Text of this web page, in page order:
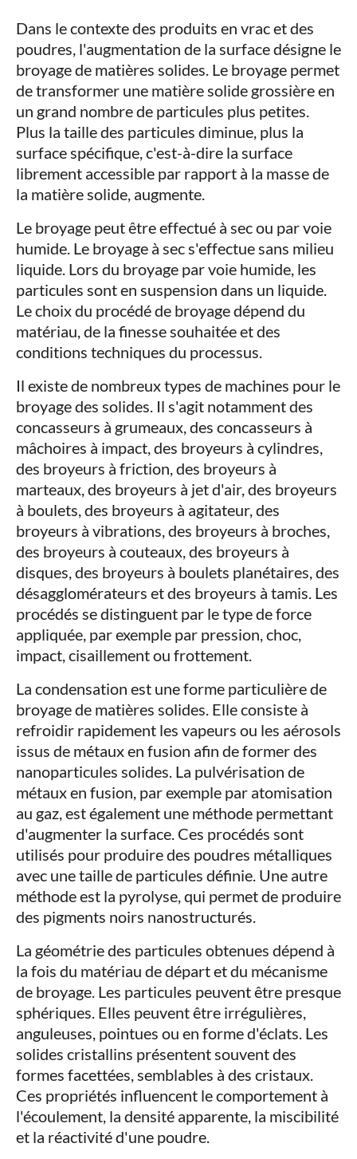
Dans le contexte des produits en vrac et des
poudres, l'augmentation de la surface désigne le
broyage de matières solides. Le broyage permet
de transformer une matière solide grossière en
un grand nombre de particules plus petites.
Plus la taille des particules diminue, plus la
surface spécifique, c'est-à-dire la surface
librement accessible par rapport à la masse de
la matière solide, augmente.
Le broyage peut être effectué à sec ou par voie
humide. Le broyage à sec s'effectue sans milieu
liquide. Lors du broyage par voie humide, les
particules sont en suspension dans un liquide.
Le choix du procédé de broyage dépend du
matériau, de la finesse souhaitée et des
conditions techniques du processus.
Il existe de nombreux types de machines pour le
broyage des solides. Il s'agit notamment des
concasseurs à grumeaux, des concasseurs à
mâchoires à impact, des broyeurs à cylindres,
des broyeurs à friction, des broyeurs à
marteaux, des broyeurs à jet d'air, des broyeurs
à boulets, des broyeurs à agitateur, des
broyeurs à vibrations, des broyeurs à broches,
des broyeurs à couteaux, des broyeurs à
disques, des broyeurs à boulets planétaires, des
désagglomérateurs et des broyeurs à tamis. Les
procédés se distinguent par le type de force
appliquée, par exemple par pression, choc,
impact, cisaillement ou frottement.
La condensation est une forme particulière de
broyage de matières solides. Elle consiste à
refroidir rapidement les vapeurs ou les aérosols
issus de métaux en fusion afin de former des
nanoparticules solides. La pulvérisation de
métaux en fusion, par exemple par atomisation
au gaz, est également une méthode permettant
d'augmenter la surface. Ces procédés sont
utilisés pour produire des poudres métalliques
avec une taille de particules définie. Une autre
méthode est la pyrolyse, qui permet de produire
des pigments noirs nanostructurés.
La géométrie des particules obtenues dépend à
la fois du matériau de départ et du mécanisme
de broyage. Les particules peuvent être presque
sphériques. Elles peuvent être irrégulières,
anguleuses, pointues ou en forme d'éclats. Les
solides cristallins présentent souvent des
formes facettées, semblables à des cristaux.
Ces propriétés influencent le comportement à
l'écoulement, la densité apparente, la miscibilité
et la réactivité d'une poudre.